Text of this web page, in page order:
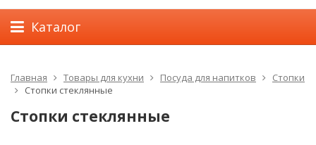
Каталог
Главная Товары для кухни Посуда для напитков
Стопки
Стопки стеклянные
Стопки стеклянные